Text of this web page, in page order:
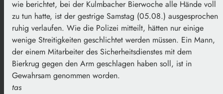
wie berichtet, bei der Kulmbacher Bierwoche alle Hände voll
zu tun hatte, ist der gestrige Samstag (05.08.) ausgesprochen
ruhig verlaufen. Wie die Polizei mitteilt, hätten nur einige
wenige Streitigkeiten geschlichtet werden müssen. Ein Mann,
der einem Mitarbeiter des Sicherheitsdienstes mit dem
Bierkrug gegen den Arm geschlagen haben soll, ist in
Gewahrsam genommen worden.
tas